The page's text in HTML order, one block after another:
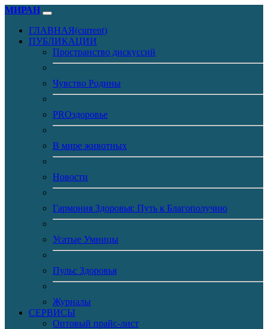
МИРАН
ГЛАВНАЯ(current)
ПУБЛИКАЦИИ
Пространство дискуссий
Чувство Родины
PROздоровье
В мире животных
Новости
Гармония Здоровья: Путь к Благополучию
Усатые Умницы
Пульс Здоровья
Журналы
CЕРВИСЫ
Оптовый прайс-лист